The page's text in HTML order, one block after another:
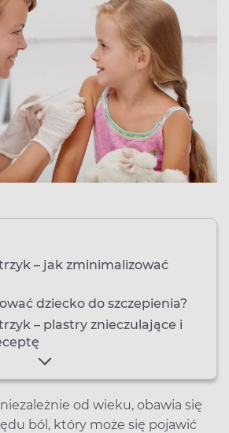
– jak zminimalizować
dziecko do szczepienia?
– plastry znieczulające i
od wieku, obawia się
ból, który może się pojawić